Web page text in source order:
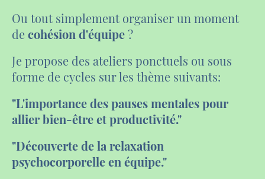
Ou tout simplement organiser un moment
de cohésion d'équipe?
Je propose des ateliers ponctuels ou sous
forme de cycles sur les thème suivants:
"L'importance des pauses mentales pour
allier bien-être et productivité."
"Découverte de la relaxation
psychocorporelle en équipe."